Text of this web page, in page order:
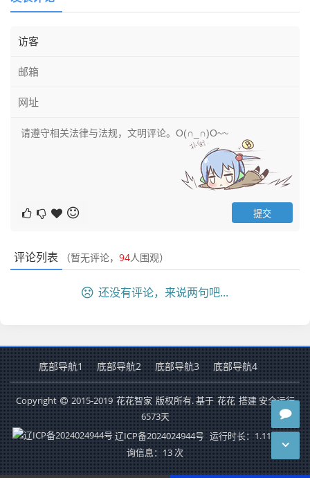
评论列表 （暂无评论， 94人围观）
还没有评论，来说两句吧...
底部导航1 底部导航2 底部导航3 底部导航4
Copyright 2015-2019 花花智家 版权所有. 基于 花花 搭建 安全运行
6573天
辽ICP备2024024944号 运行时长：1.117秒 查
询信息：13 次